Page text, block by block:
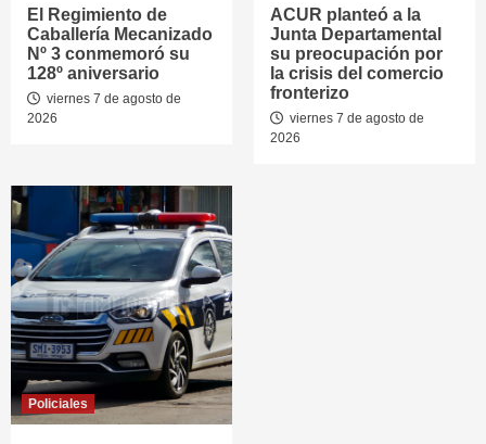
El Regimiento de
Caballería Mecanizado
Nº 3 conmemoró su
128º aniversario
viernes 7 de agosto de
2026
ACUR planteó a la
Junta Departamental
su preocupación por
la crisis del comercio
fronterizo
viernes 7 de agosto de
2026
Policiales